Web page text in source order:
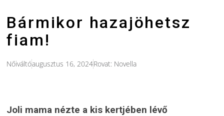
Bármikor hazajöhetsz
fiam!
Nőiváltóaugusztus 16, 2024Rovat: Novella
Joli mama nézte a kis kertjében lévő